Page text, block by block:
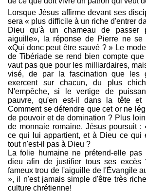
Lorsque Jésus affirme devant ses
sera « plus difficile à un riche d'entrer
Dieu qu'à un chameau de passer
aiguille», la réponse de Pierre ne se
«Qui donc peut être sauvé ? » Le
de Tibériade se rend bien compte
vaut pas que pour les milliardaires,
visé, de par la fascination que les
exercent sur chacun, du plus
N'empêche, si le vertige de
pauvre, qu'en est-il dans la tête
Comment se défendre que cet or ne
de pouvoir et de domination ? Plus
de monnaie romaine, Jésus poursuit :
ce qui lui appartient, et à Dieu ce qui
tout n'est-il pas à Dieu ?
La folie humaine ne prétend-elle
dieu afin de justifier tous ses excès
fameux trou de l'aiguille de l'Évangile
», il n'est jamais simple d'être très
culture chrétienne!